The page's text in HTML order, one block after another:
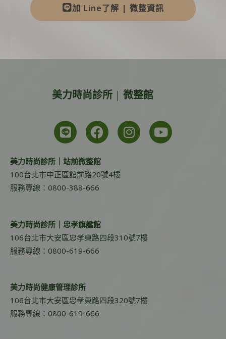
加 Line了解 | 微整資訊
美力時尚診所 | 微整館
美力時尚診所｜站前微整館
100台北市中正區館前路20號4樓
服務專線：0800-388-666
美力時尚診所｜忠孝旗艦館
106台北市大安區忠孝東路四段310號7樓
服務專線：0800-619-666
美力時尚健康管理診所
106台北市大安區忠孝東路四段320號7樓
服務專線：0800-619-666